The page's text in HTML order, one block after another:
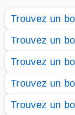
Trouvez un
Trouvez un
Trouvez un
Trouvez un
Trouvez un